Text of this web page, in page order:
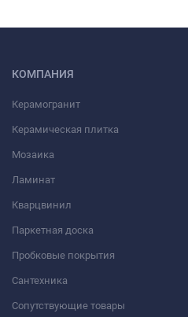
КОМПАНИЯ
Керамогранит
Керамическая плитка
Мозаика
Ламинат
Кварцвинил
Паркетная доска
Пробковые покрытия
Сантехника
Сопутствующие товары